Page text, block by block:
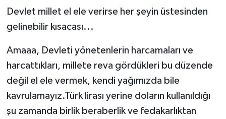
Devlet millet el ele verirse her şeyin üstesinden
gelinebilir kısacası...
Amaaa, Devleti yönetenlerin harcamaları ve
harcattıkları, millete reva gördükleri bu düzende
değil el ele vermek, kendi yağımızda bile
kavrulamayız.Türk lirası yerine doların kullanıldığı
şu zamanda birlik beraberlik ve fedakarlıktan